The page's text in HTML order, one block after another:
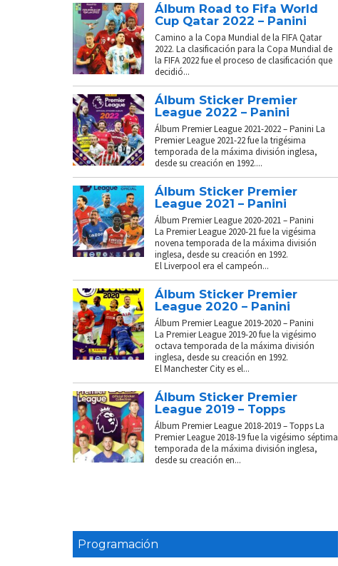
Álbum Road to Fifa World
Cup Qatar 2022 – Panini
Camino a la Copa Mundial de la FIFA Qatar
2022. La clasificación para la Copa Mundial de
la FIFA 2022 fue el proceso de clasificación que
decidió...
Álbum Sticker Premier
League 2022 – Panini
Álbum Premier League 2021-2022 – Panini La
Premier League 2021-22 fue la trigésima
temporada de la máxima división inglesa,
desde su creación en 1992....
Álbum Sticker Premier
League 2021 – Panini
Álbum Premier League 2020-2021 – Panini
La Premier League 2020-21 fue la vigésima
novena temporada de la máxima división
inglesa, desde su creación en 1992.
El Liverpool era el campeón...
Álbum Sticker Premier
League 2020 – Panini
Álbum Premier League 2019-2020 – Panini
La Premier League 2019-20 fue la vigésimo
octava temporada de la máxima división
inglesa, desde su creación en 1992.
El Manchester City es el...
Álbum Sticker Premier
League 2019 – Topps
Álbum Premier League 2018-2019 – Topps La
Premier League 2018-19 fue la vigésimo séptima
temporada de la máxima división inglesa,
desde su creación en...
Programación